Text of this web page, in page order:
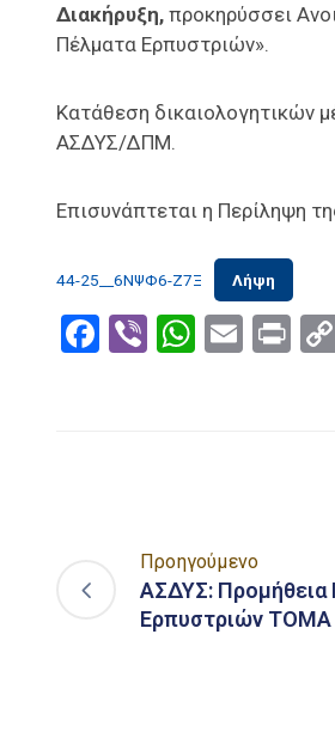
Διακήρυξη, προκηρύσσει
Πέλματα Ερπυστριών».
Κατάθεση δικαιολογητικών
ΑΣΔΥΣ/ΔΠΜ.
Επισυνάπτεται η Περίληψη
44-25__6ΝΨΦ6-Ζ7Ξ Λήψη
Facebook
Viber Email
Προηγούμενο
ΑΣΔΥΣ:
Ερπυστριών TOMA